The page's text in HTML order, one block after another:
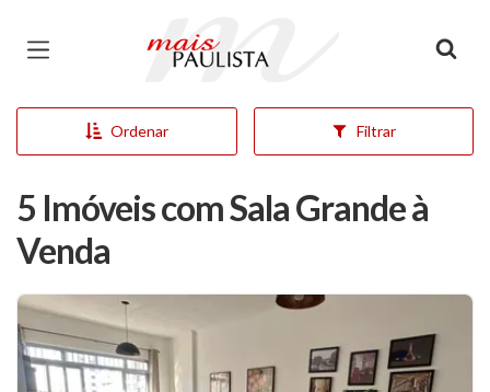
Página inicial
Ordenar Filtrar
5 Imóveis com Sala Grande à
Venda